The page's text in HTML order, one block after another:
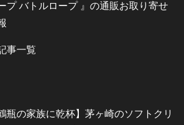
プ バトルロープ 』の通販お取り寄せ
事一覧
鶴瓶の家族に乾杯】茅ヶ崎のソフトクリ